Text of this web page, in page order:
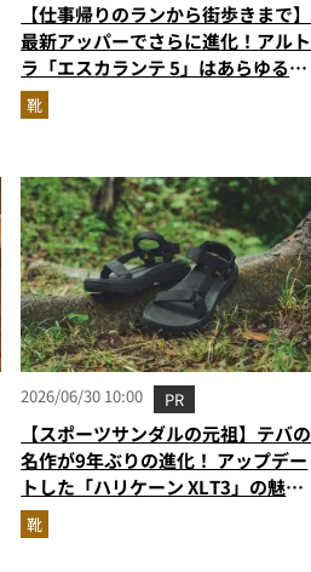
【仕事帰りのランから街歩きまで】
最新アッパーでさらに進化！アルト
ラ「エスカランテ 5」はあらゆるシ
ーンに寄り添う大人の相棒だ
靴
2026/06/30 10:00 PR
【スポーツサンダルの元祖】テバの
名作が9年ぶりの進化！ アップデー
トした「ハリケーン XLT3」の魅力
を識者があらゆる角度から徹底解
説！
靴